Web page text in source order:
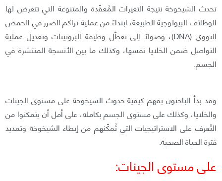
تحدث الشيخوخة نتيجة التغيرات المُعقّدة والمتنوعة التي تتعرض لها
الوظائف البيولوجية الطبيعة، ابتداءً من عملية تراكم الضرر في الحمض
النووي (DNA)، وصولًا إلى تعطّل وظيفة البروتينات وتعديل عملية
التواصل ضمن الخلايا نفسها، وكذلك ما بين الأنسجة المنتشرة في
الجسم.
وقد بدأ الباحثون بفهم كيفية حدوث الشيخوخة على مستوى الجينات
والخلايا، وكذلك على مستوى الجسم بكامله، على أمل أن يتمكنوا من
التّعرف على الاستراتيجيات التي تُمكّنهم من إبطاء الشيخوخة وتمديد
فترة الحياة الصحية.
على مستوى الجينات: